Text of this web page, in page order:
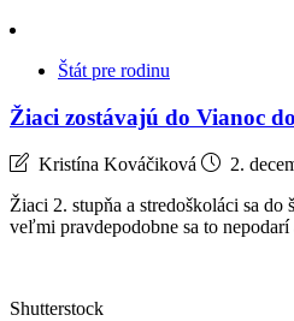
Štát pre rodinu
Žiaci zostávajú do Vianoc
Kristína Kováčiková 2.
Žiaci 2. stupňa a stredoškoláci sa do
veľmi pravdepodobne sa to
Shutterstock